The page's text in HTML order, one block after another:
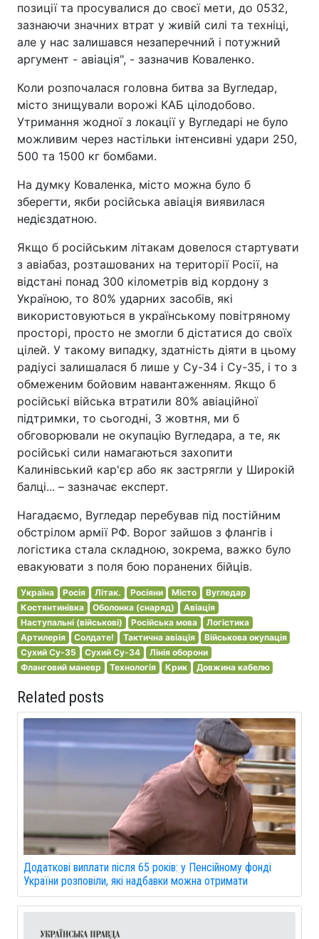
позиції та просувалися до своєї мети, до 0532,
зазнаючи значних втрат у живій силі та техніці,
але у нас залишався незаперечний і потужний
аргумент - авіація", - зазначив Коваленко.
Коли розпочалася головна битва за Вугледар,
місто знищували ворожі КАБ цілодобово.
Утримання жодної з локації у Вугледарі не було
можливим через настільки інтенсивні удари 250,
500 та 1500 кг бомбами.
На думку Коваленка, місто можна було б
зберегти, якби російська авіація виявилася
недієздатною.
Якщо б російським літакам довелося стартувати
з авіабаз, розташованих на території Росії, на
відстані понад 300 кілометрів від кордону з
Україною, то 80% ударних засобів, які
використовуються в українському повітряному
просторі, просто не змогли б дістатися до своїх
цілей. У такому випадку, здатність діяти в цьому
радіусі залишалася б лише у Су-34 і Су-35, і то з
обмеженим бойовим навантаженням. Якщо б
російські війська втратили 80% авіаційної
підтримки, то сьогодні, 3 жовтня, ми б
обговорювали не окупацію Вугледара, а те, як
російські сили намагаються захопити
Калинівський кар'єр або як застрягли у Широкій
балці... – зазначає експерт.
Нагадаємо, Вугледар перебував під постійним
обстрілом армії РФ. Ворог зайшов з флангів і
логістика стала складною, зокрема, важко було
евакуювати з поля бою поранених бійців.
Україна Росія Літак. Росіяни Місто
Вугледар
Костянтинівка
Оболонка (снаряд)
Авіація
Наступальні (військові)
Російська мова
Логістика
Артилерія
Солдате! Тактична авіація
Військова окупація
Сухий Су-35
Сухий Су-34
Лінія оборони
Фланговий маневр
Технологія Крик Довжина кабелю
Related posts
Додаткові виплати після 65 років: у Пенсійному фонді
України розповіли, які надбавки можна отримати